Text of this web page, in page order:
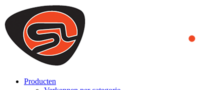
We use cookies to ensure that we provide you the best experience
on our website. By continuing to browse this website, you accept
that cookies are used to help us analyze how the website is used and
to offer you a better experience. To learn more or to find out how
you can disable cookies, you can access our
Producten